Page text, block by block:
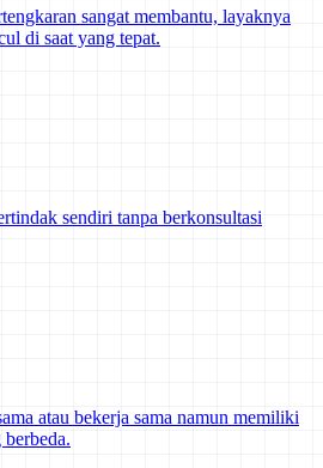
sangat membantu, layaknya
di saat yang tepat.
sendiri tanpa berkonsultasi
atau bekerja sama namun memiliki